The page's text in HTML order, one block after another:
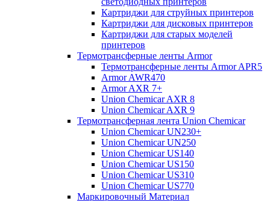
Картриджи для струйных принтеров
Картриджи для дисковых принтеров
Картриджи для старых моделей
принтеров
Термотрансферные ленты Armor
Термотрансферные ленты Armor APR5
Armor AWR470
Armor AXR 7+
Union Chemicar AXR 8
Union Chemicar AXR 9
Термотрансферная лента Union Chemicar
Union Chemicar UN230+
Union Chemicar UN250
Union Chemicar US140
Union Chemicar US150
Union Chemicar US310
Union Chemicar US770
Маркировочный Материал